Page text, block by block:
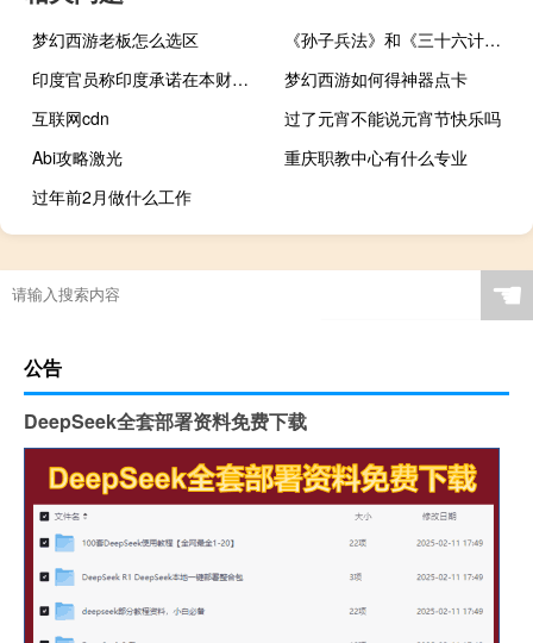
梦幻西游老板怎么选区
《孙子兵法》和《三十六计》是同一部书吗
印度官员称印度承诺在本财政年度内满足化肥需求
梦幻西游如何得神器点卡
互联网cdn
过了元宵不能说元宵节快乐吗
Abi攻略激光
重庆职教中心有什么专业
过年前2月做什么工作
☚
公告
DeepSeek全套部署资料免费下载